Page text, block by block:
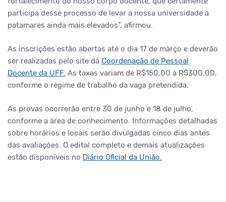
participa desse processo de levar a nossa universidade a
patamares ainda mais elevados”, afirmou.
As inscrições estão abertas até o dia 17 de março e deverão
ser realizadas pelo site da Coordenação de Pessoal
Docente da UFF. As taxas variam de R$150,00 a R$300,00,
conforme o regime de trabalho da vaga pretendida.
As provas ocorrerão entre 30 de junho e 18 de julho,
conforme a área de conhecimento. Informações detalhadas
sobre horários e locais serão divulgadas cinco dias antes
das avaliações. O edital completo e demais atualizações
estão disponíveis no Diário Oficial da União.